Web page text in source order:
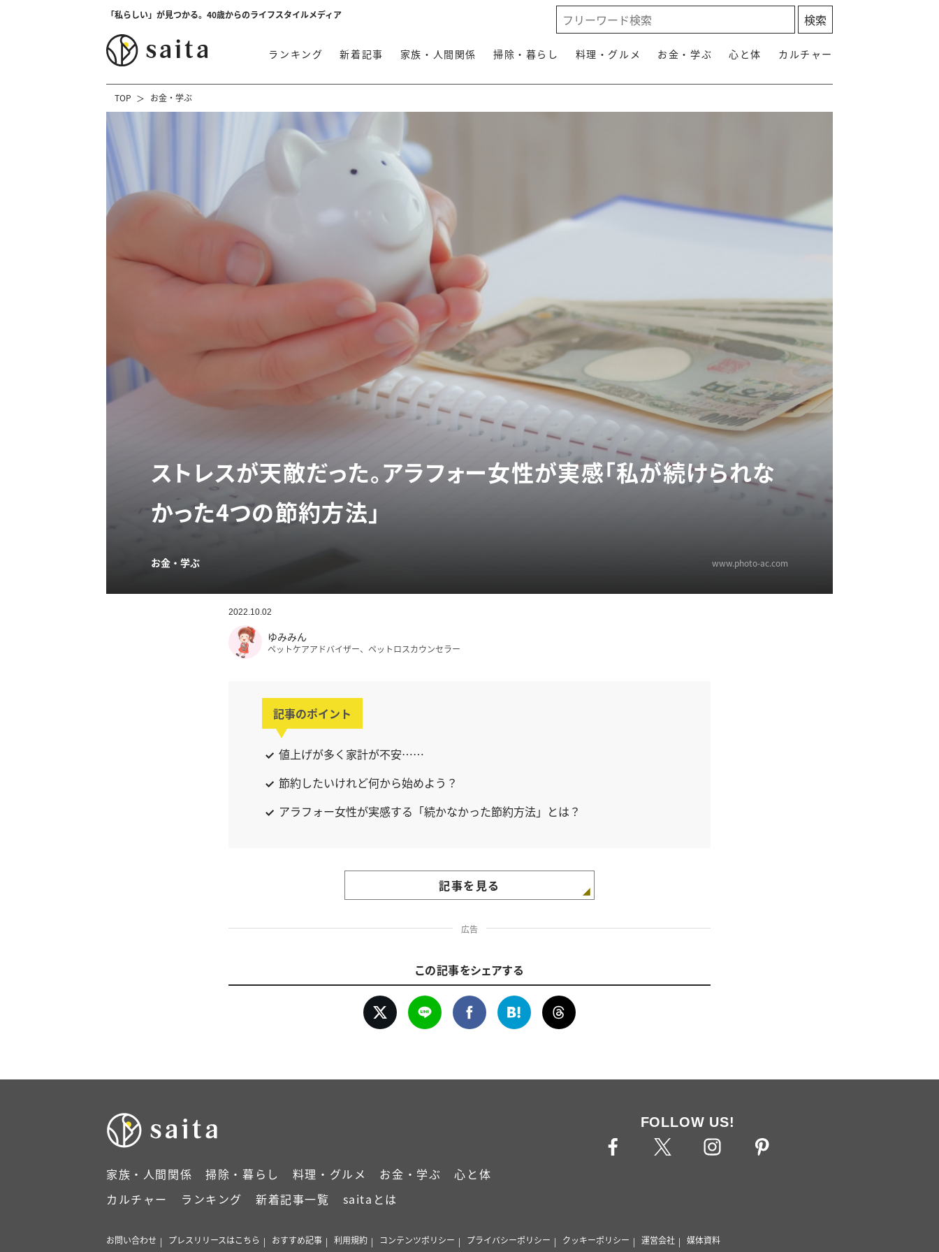
「私らしい」が見つかる。40歳からのライフスタイルメディア
ランキング 新着記事 家族・人間関係 掃除・暮らし 料理・グルメ お金・学ぶ 心と体 カルチャー
TOP お金・学ぶ
ストレスが天敵だった。アラフォー女性が実感「私が続けられな
かった4つの節約方法」
お金・学ぶ www.photo-ac.com
2022.10.02
ゆみみん
ペットケアアドバイザー、ペットロスカウンセラー
記事のポイント
値上げが多く家計が不安……
節約したいけれど何から始めよう？
アラフォー女性が実感する「続かなかった節約方法」とは？
記事を見る
広告
この記事をシェアする
家族・人間関係 掃除・暮らし 料理・グルメ お金・学ぶ
心と体
カルチャー
ランキング 新着記事一覧 saitaとは
FOLLOW US!
お問い合わせ プレスリリースはこちら おすすめ記事 利用規約 コンテンツポリシー プライバシーポリシー クッキーポリシー 運営会社 媒体資料